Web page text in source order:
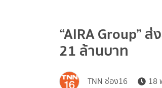
“AIRA Group”
21 ล้านบาท
TNN ช่อง16 18